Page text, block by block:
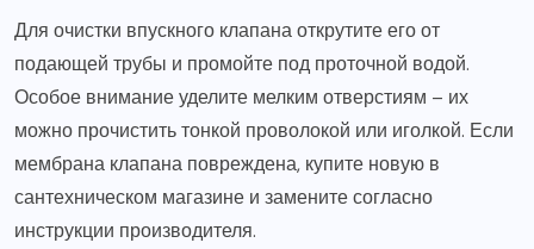
Для очистки впускного клапана открутите его от
подающей трубы и промойте под проточной водой.
Особое внимание уделите мелким отверстиям – их
можно прочистить тонкой проволокой или иголкой. Если
мембрана клапана повреждена, купите новую в
сантехническом магазине и замените согласно
инструкции производителя.